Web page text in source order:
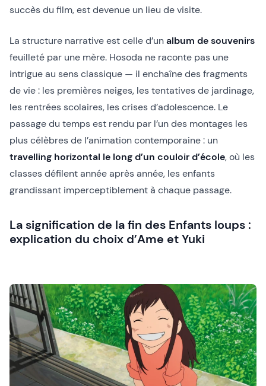
succès du film, est devenue un lieu de visite.
La structure narrative est celle d’unalbum de souvenirs
feuilleté par une mère. Hosoda ne raconte pas une
intrigue au sens classique — il enchaîne des fragments
de vie : les premières neiges, les tentatives de jardinage,
les rentrées scolaires, les crises d’adolescence. Le
passage du temps est rendu par l’un des montages les
plus célèbres de l’animation contemporaine : un
travelling horizontal le long d’un couloir d’école, où les
classes défilent année après année, les enfants
grandissant imperceptiblement à chaque passage.
La signification de la fin des Enfants loups :
explication du choix d’Ame et Yuki